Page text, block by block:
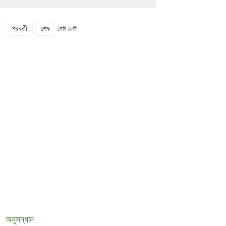
পরবর্তী শেষ মোট ১৮টি
অনুসন্ধান